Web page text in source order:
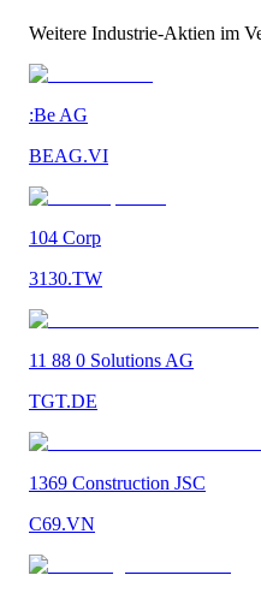
Weitere Industrie-Aktien im
:Be AG
BEAG.VI
104 Corp
3130.TW
11 88 0 Solutions AG
TGT.DE
1369 Construction JSC
C69.VN